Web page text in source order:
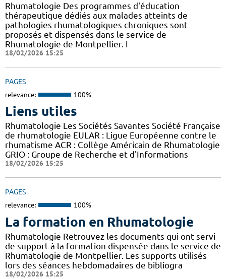
Rhumatologie Des programmes d'éducation
thérapeutique dédiés aux malades atteints de
pathologies rhumatologiques chroniques sont
proposés et dispensés dans le service de
Rhumatologie de Montpellier. I
18/02/2026 15:25
PAGES
relevance: 100%
Liens utiles
Rhumatologie Les Sociétés Savantes Société Française
de rhumatologie EULAR : Ligue Européenne contre le
rhumatisme ACR : Collège Américain de Rhumatologie
GRIO : Groupe de Recherche et d'Informations
18/02/2026 15:25
PAGES
relevance: 100%
La formation en Rhumatologie
Rhumatologie Retrouvez les documents qui ont servi
de support à la formation dispensée dans le service de
Rhumatologie de Montpellier. Les supports utilisés
lors des séances hebdomadaires de bibliogra
18/02/2026 15:25